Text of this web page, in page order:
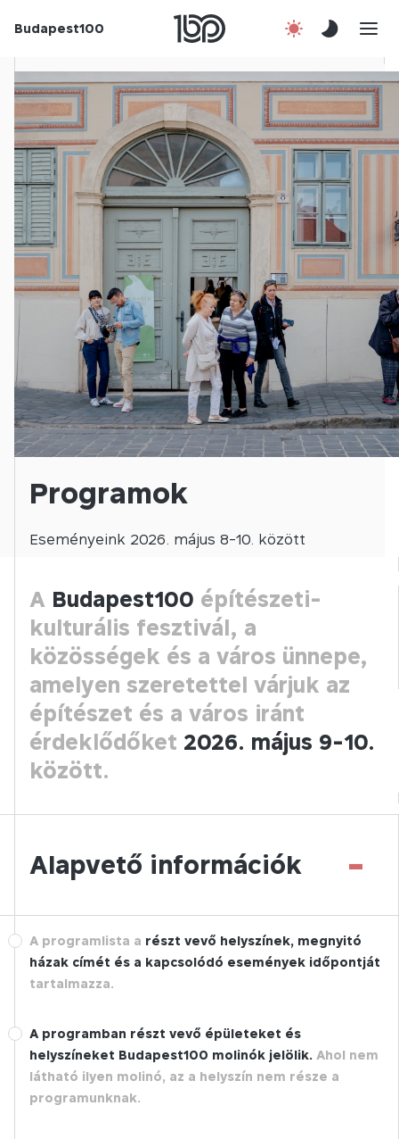
Budapest100
Csatlakozz!
Kapcsolat
Programok
Eseményeink 2026. május 8-10. között
A Budapest100 építészeti-
kulturális fesztivál, a
közösségek és a város ünnepe,
amelyen szeretettel várjuk az
építészet és a város iránt
érdeklődőket 2026. május 9-10.
között.
Alapvető információk -
A programlista a részt vevő helyszínek, megnyitó
házak címét és a kapcsolódó események időpontját
tartalmazza.
A programban részt vevő épületeket és
helyszíneket Budapest100 molinók jelölik. Ahol nem
látható ilyen molinó, az a helyszín nem része a
programunknak.